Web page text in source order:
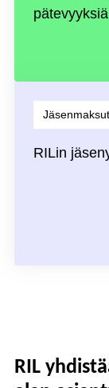
pätevyyksiä
Jäsenmaksut
RILin
RIL